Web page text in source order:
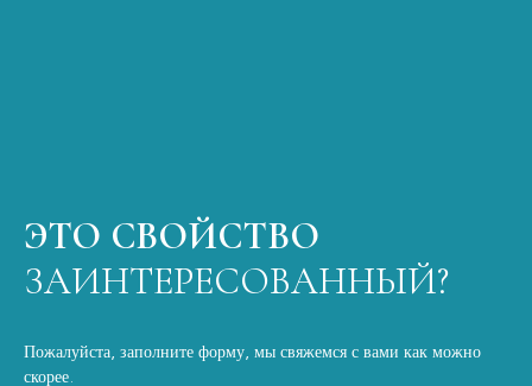
ЭТО СВОЙСТВО
ЗАИНТЕРЕСОВАННЫЙ?
Пожалуйста, заполните форму, мы свяжемся с вами как можно
скорее.